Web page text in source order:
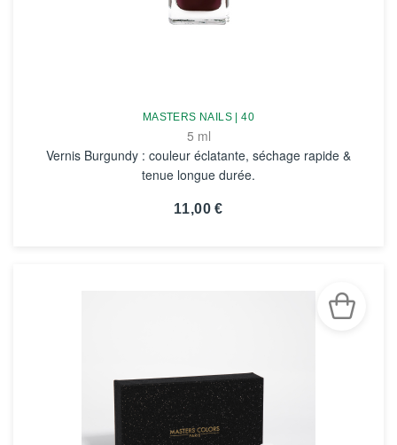
MASTERS NAILS | 40
5 ml
Vernis Burgundy : couleur éclatante, séchage rapide &
tenue longue durée.
11,00 €